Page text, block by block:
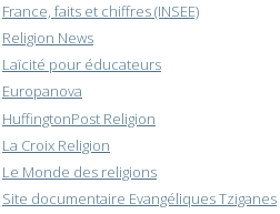
France, faits et chiffres (INSEE)
Religion News
Laïcité pour éducateurs
Europanova
HuffingtonPost Religion
La Croix Religion
Le Monde des religions
Site documentaire Evangéliques Tziganes